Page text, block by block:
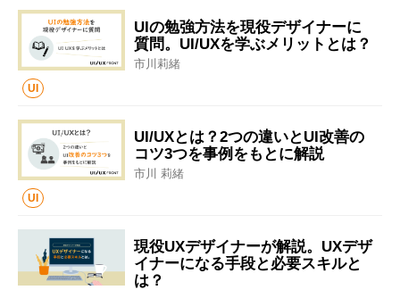
UIの勉強方法を現役デザイナーに
質問。UI/UXを学ぶメリットとは？
市川莉緒
UI
UI/UXとは？2つの違いとUI改善の
コツ3つを事例をもとに解説
市川 莉緒
UI
現役UXデザイナーが解説。UXデザ
イナーになる手段と必要スキルと
は？